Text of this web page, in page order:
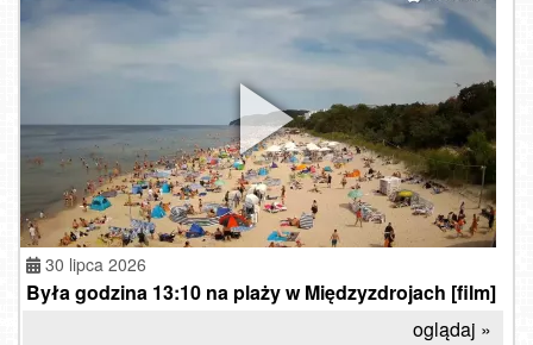
30 lipca 2026
Była godzina 13:10 na plaży w Międzyzdrojach [film]
oglądaj »